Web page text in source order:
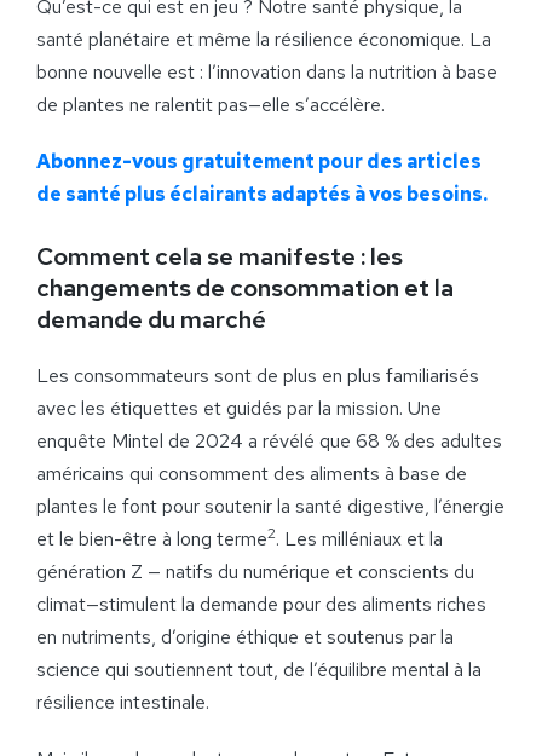
Qu’est-ce qui est en jeu ? Notre santé physique, la
santé planétaire et même la résilience économique. La
bonne nouvelle est : l’innovation dans la nutrition à base
de plantes ne ralentit pas—elle s’accélère.
Abonnez-vous gratuitement pour des articles
de santé plus éclairants adaptés à vos besoins.
Comment cela se manifeste : les
changements de consommation et la
demande du marché
Les consommateurs sont de plus en plus familiarisés
avec les étiquettes et guidés par la mission. Une
enquête Mintel de 2024 a révélé que 68 % des adultes
américains qui consomment des aliments à base de
plantes le font pour soutenir la santé digestive, l’énergie
et le bien-être à long terme2. Les milléniaux et la
génération Z — natifs du numérique et conscients du
climat—stimulent la demande pour des aliments riches
en nutriments, d’origine éthique et soutenus par la
science qui soutiennent tout, de l’équilibre mental à la
résilience intestinale.